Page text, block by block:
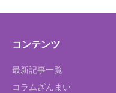
コンテンツ
最新記事一覧
コラムざんまい